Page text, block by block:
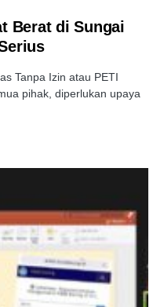
Berat di Sungai
Tanpa Izin atau PETI
pihak, diperlukan upaya